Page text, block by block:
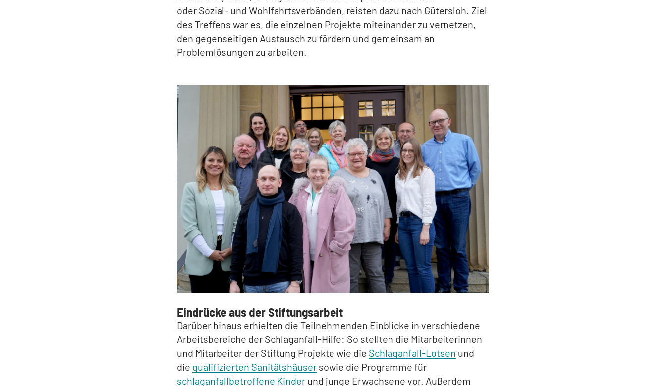
oder Sozial- und Wohlfahrtsverbänden, reisten dazu nach Gütersloh. Ziel
des Treffens war es, die einzelnen Projekte miteinander zu vernetzen,
den gegenseitigen Austausch zu fördern und gemeinsam an
Problemlösungen zu arbeiten.
Eindrücke aus der Stiftungsarbeit
Darüber hinaus erhielten die Teilnehmenden Einblicke in verschiedene
Arbeitsbereiche der Schlaganfall-Hilfe: So stellten die Mitarbeiterinnen
und Mitarbeiter der Stiftung Projekte wie die Schlaganfall-Lotsen und
die qualifizierten Sanitätshäuser sowie die Programme für
schlaganfallbetroffene Kinder und junge Erwachsene vor. Außerdem